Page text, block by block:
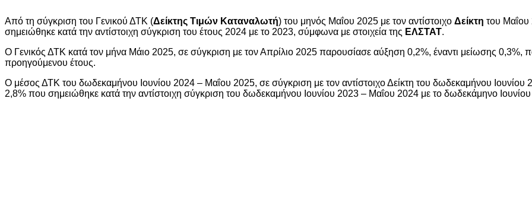
Από τη σύγκριση του Γενικού ΔΤΚ (Δείκτης Τιμών Καταναλωτή) του μηνός Μαΐου 2025 με τον αντίστοιχο Δείκτη του Μαΐου
σημειώθηκε κατά την αντίστοιχη σύγκριση του έτους 2024 με το 2023, σύμφωνα με στοιχεία της ΕΛΣΤΑΤ.
Ο Γενικός ΔΤΚ κατά τον μήνα Μάιο 2025, σε σύγκριση με τον Απρίλιο 2025 παρουσίασε αύξηση 0,2%, έναντι μείωσης 0,3%,
προηγούμενου έτους.
Ο μέσος ΔΤΚ του δωδεκαμήνου Ιουνίου 2024 – Μαΐου 2025, σε σύγκριση με τον αντίστοιχο Δείκτη του δωδεκαμήνου
2,8% που σημειώθηκε κατά την αντίστοιχη σύγκριση του δωδεκαμήνου Ιουνίου 2023 – Μαΐου 2024 με το δωδεκάμηνο